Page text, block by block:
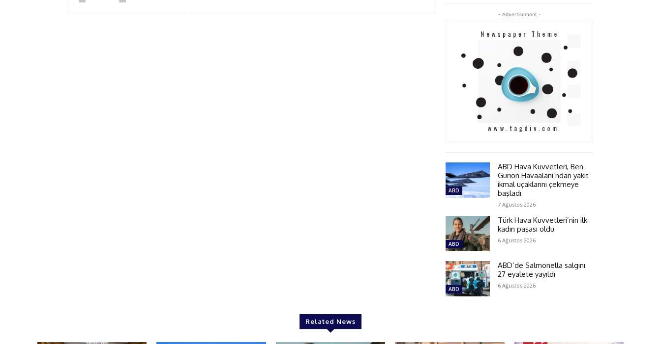
- Advertisement -
ABD
ABD Hava Kuvvetleri, Ben
Gurion Havaalanı’ndan yakıt
ikmal uçaklarını çekmeye
başladı
7 Ağustos 2026
ABD
Türk Hava Kuvvetleri’nin ilk
kadın paşası oldu
6 Ağustos 2026
ABD
ABD’de Salmonella salgını
27 eyalete yayıldı
6 Ağustos 2026
Related News